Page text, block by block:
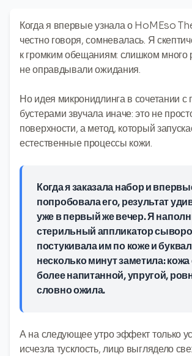
Когда я впервые узнала о HoMEso
честно говоря, сомневалась. Я
к громким обещаниям: слишком много
не оправдывали ожидания.
Но идея микронидлинга в сочетании
бустерами звучала иначе: это не
поверхности, а метод, который
естественные процессы кожи.
Когда я заказала набор и
попробовала его, результат
уже в первый же вечер. Я
стерильный аппликатор
постукивала им по коже и
несколько минут заметила: кожа
более напитанной, упругой,
словно ожила.
А на следующее утро эффект только
исчезла тусклость, лицо выглядело